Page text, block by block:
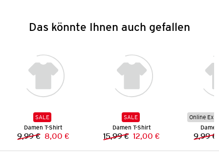
Das könnte Ihnen auch gefallen
SALE
Damen T-Shirt
Vorheriger Preis:
9,99 € Neuer Preis:
8,00 €
SALE
Damen T-Shirt
Vorheriger Preis:
15,99 € Neuer Preis:
12,00 €
Online
9,99 €